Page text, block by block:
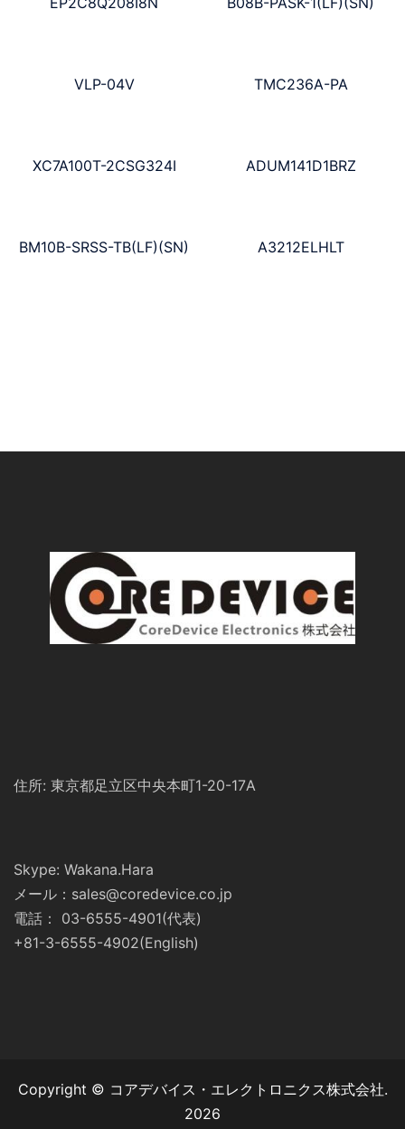
VLP-04V TMC236A-PA
XC7A100T-2CSG324I ADUM141D1BRZ
BM10B-SRSS-TB(LF)(SN) A3212ELHLT
住所: 東京都足立区中央本町1-20-17A
Skype: Wakana.Hara
メール：sales@coredevice.co.jp
電話： 03-6555-4901(代表)
+81-3-6555-4902(English)
Copyright © コアデバイス・エレクトロニクス株式会社.
2026